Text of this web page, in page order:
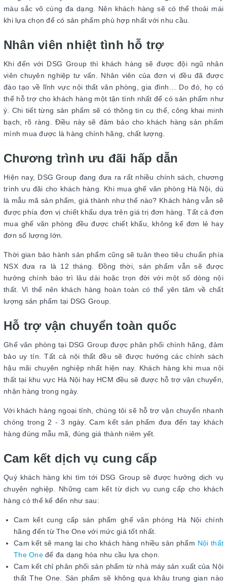
màu sắc vô cùng đa dạng. Nên khách hàng sẽ có thể thoải mái
khi lựa chọn để có sản phẩm phù hợp nhất với nhu cầu.
Nhân viên nhiệt tình hỗ trợ
Khi đến với DSG Group thì khách hàng sẽ được đội ngũ nhân
viên chuyên nghiệp tư vấn. Nhân viên của đơn vị đều đã được
đào tạo về lĩnh vực nội thất văn phòng, gia đình… Do đó, họ có
thể hỗ trợ cho khách hàng một tận tình nhất để có sản phẩm như
ý. Chi tiết từng sản phẩm sẽ có thông tin cụ thể, công khai minh
bạch, rõ ràng. Điều này sẽ đảm bảo cho khách hàng sản phẩm
mình mua được là hàng chính hãng, chất lượng.
Chương trình ưu đãi hấp dẫn
Hiện nay, DSG Group đang đưa ra rất nhiều chính sách, chương
trình ưu đãi cho khách hàng. Khi mua ghế văn phòng Hà Nội, dù
là mẫu mã sản phẩm, giá thành như thế nào? Khách hàng vẫn sẽ
được phía đơn vị chiết khấu dựa trên giá trị đơn hàng. Tất cả đơn
mua ghế văn phòng đều được chiết khấu, không kể đơn lẻ hay
đơn số lượng lớn.
Thời gian bảo hành sản phẩm cũng sẽ tuân theo tiêu chuẩn phía
NSX đưa ra là 12 tháng. Đồng thời, sản phẩm vẫn sẽ được
hưởng chính bảo trì lâu dài hoặc trọn đời với một số dòng nội
thất. Vì thế nên khách hàng hoàn toàn có thể yên tâm về chất
lượng sản phẩm tại DSG Group.
Hỗ trợ vận chuyển toàn quốc
Ghế văn phòng tại DSG Group được phân phối chính hãng, đảm
bảo uy tín. Tất cả nội thất đều sẽ được hưởng các chính sách
hậu mãi chuyên nghiệp nhất hiện nay. Khách hàng khi mua nội
thất tại khu vực Hà Nội hay HCM đều sẽ được hỗ trợ vận chuyển,
nhận hàng trong ngày.
Với khách hàng ngoại tỉnh, chúng tôi sẽ hỗ trợ vận chuyển nhanh
chóng trong 2 - 3 ngày. Cam kết sản phẩm đưa đến tay khách
hàng đúng mẫu mã, đúng giá thành niêm yết.
Cam kết dịch vụ cung cấp
Quý khách hàng khi tìm tới DSG Group sẽ được hưởng dịch vụ
chuyên nghiệp. Những cam kết từ dịch vụ cung cấp cho khách
hàng có thể kể đến như sau:
Cam kết cung cấp sản phẩm ghế văn phòng Hà Nội chính
hãng đến từ The One với mức giá tốt nhất.
Cam kết sẽ mang lại cho khách hàng nhiều sản phẩm Nội thất
The Oneđể đa dạng hóa nhu cầu lựa chọn.
Cam kết chỉ phân phối sản phẩm từ nhà máy sản xuất của Nội
thất The One. Sản phẩm sẽ không qua khâu trung gian nào